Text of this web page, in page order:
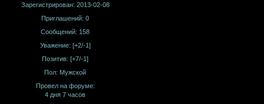
Зарегистрирован: 2013-02-08
Приглашений: 0
Сообщений: 158
Уважение: [+2/-1]
Позитив: [+7/-1]
Пол: Мужской
Провел на форуме:
4 дня 7 часов